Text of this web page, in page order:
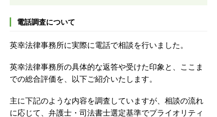
電話調査について
英幸法律事務所に実際に電話で相談を行いました。
英幸法律事務所の具体的な返答や受けた印象と、ここま
での総合評価を、以下ご紹介いたします。
主に下記のような内容を調査していますが、 相談の流れ
に応じて、弁護士・司法書士選定基準でプライオリティ